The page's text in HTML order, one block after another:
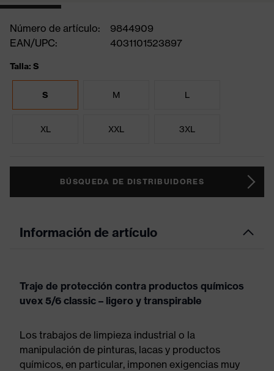
Número de artículo:
9844909
EAN/UPC:
4031101523897
Talla: S
S M L
XL XXL 3XL
BÚSQUEDA DE DISTRIBUIDORES
Información de artículo
Traje de protección contra productos químicos
uvex 5/6 classic – ligero y transpirable
Los trabajos de limpieza industrial o la
manipulación de pinturas, lacas y productos
químicos, en particular, imponen exigencias muy